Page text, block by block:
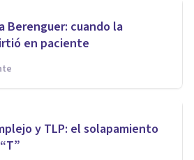
Berenguer: cuando la
en paciente
y TLP: el solapamiento